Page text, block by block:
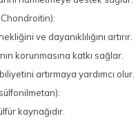
ve dayanıklılığını artırır.
korunmasına katkı sağlar.
artırmaya yardımcı olur.
kaynağıdır.